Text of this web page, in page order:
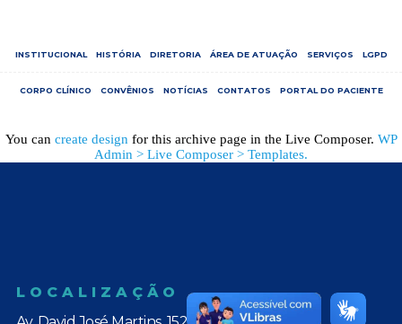
INSTITUCIONAL HISTÓRIA DIRETORIA ÁREA DE ATUAÇÃO SERVIÇOS LGPD
CORPO CLÍNICO CONVÊNIOS NOTÍCIAS CONTATOS PORTAL DO PACIENTE
You can create design for this archive page in the Live Composer. WP
Admin > Live Composer > Templates.
LOCALIZAÇÃO